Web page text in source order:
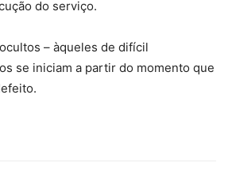
do serviço.
– àqueles de difícil
se iniciam a partir do momento que